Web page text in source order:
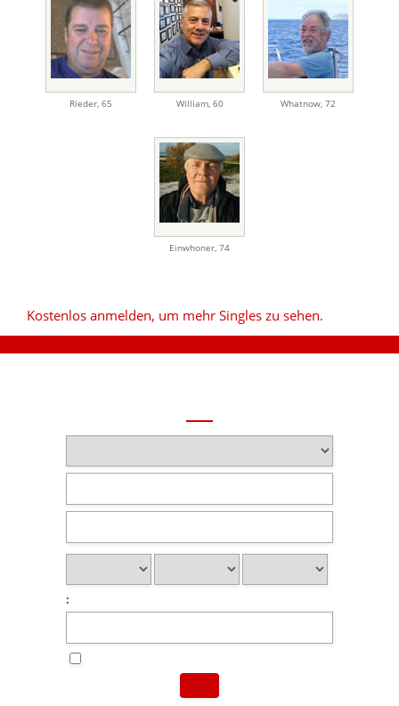
Rieder 65 William, 60 Whatnow 72
Einwhoner 74
Kostenlos anmelden, um mehr Singles zu sehen.
: